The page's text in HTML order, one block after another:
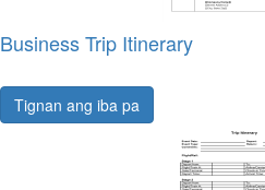
Business Trip Itinerary
Tignan ang iba pa